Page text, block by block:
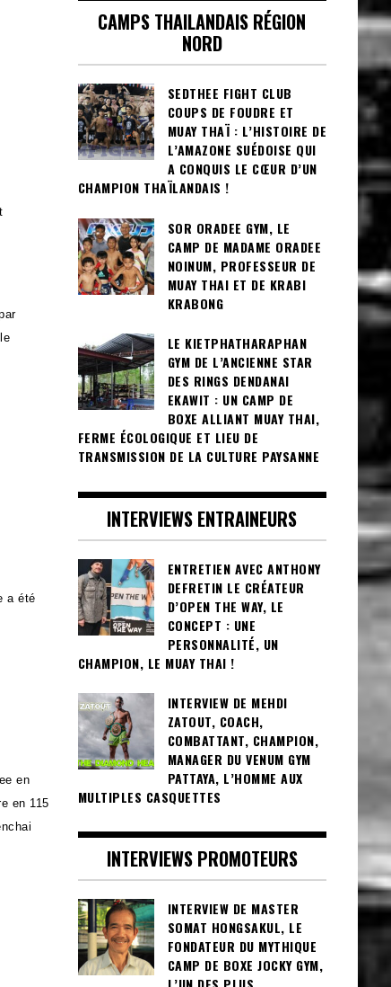
a été
en
en 115
CAMPS THAILANDAIS RÉGION
NORD
SEDTHEE FIGHT CLUB
COUPS DE FOUDRE ET
MUAY THAÏ : L’HISTOIRE DE
L’AMAZONE SUÉDOISE QUI
A CONQUIS LE CŒUR D’UN
CHAMPION THAÏLANDAIS !
SOR ORADEE GYM, LE
CAMP DE MADAME ORADEE
NOINUM, PROFESSEUR DE
MUAY THAI ET DE KRABI
KRABONG
LE KIETPHATHARAPHAN
GYM DE L’ANCIENNE STAR
DES RINGS DENDANAI
EKAWIT : UN CAMP DE
BOXE ALLIANT MUAY THAI,
FERME ÉCOLOGIQUE ET LIEU DE
TRANSMISSION DE LA CULTURE PAYSANNE
INTERVIEWS ENTRAINEURS
ENTRETIEN AVEC ANTHONY
DEFRETIN LE CRÉATEUR
D’OPEN THE WAY, LE
CONCEPT : UNE
PERSONNALITÉ, UN
CHAMPION, LE MUAY THAI !
INTERVIEW DE MEHDI
ZATOUT, COACH,
COMBATTANT, CHAMPION,
MANAGER DU VENUM GYM
PATTAYA, L’HOMME AUX
MULTIPLES CASQUETTES
INTERVIEWS PROMOTEURS
INTERVIEW DE MASTER
SOMAT HONGSAKUL, LE
FONDATEUR DU MYTHIQUE
CAMP DE BOXE JOCKY GYM,